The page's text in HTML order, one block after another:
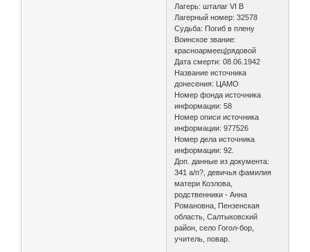
Лагерь: шталаг VI B
Лагерный номер: 32578
Судьба: Погиб в плену
Воинское звание:
красноармеец|рядовой
Дата смерти: 08.06.1942
Название источника
донесения: ЦАМО
Номер фонда источника
информации: 58
Номер описи источника
информации: 977526
Номер дела источника
информации: 92.
Доп. данные из документа:
341 а/п?, девичья фамилия
матери Козлова,
родственники - Анна
Романовна, Пензенская
область, Салтыковский
район, село Гогол-бор,
учитель, повар.